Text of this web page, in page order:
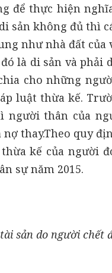
để thực hiện
sản không đủ thì
như nhà đất của
là di sản và phải
cho những
luật thừa kế.
thân của
thay.Theo quy
kế của người
sự năm 2015.
sản do người chết